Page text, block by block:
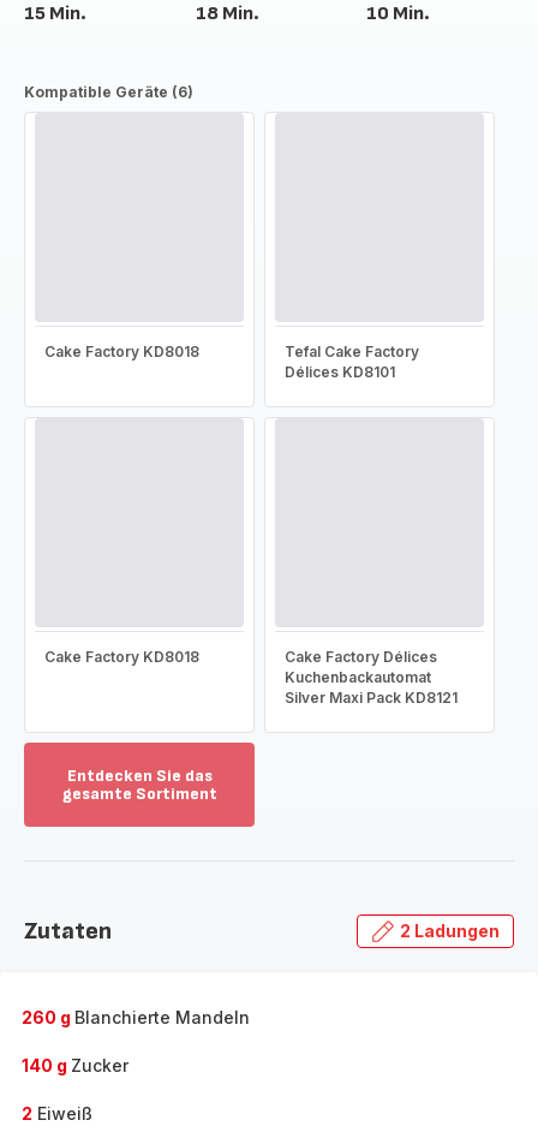
15 Min. 18 Min. 10 Min.
Kompatible Geräte (6)
Cake Factory KD8018
Tefal Cake Factory
Délices KD8101
Cake Factory KD8018
Cake Factory Délices
Kuchenbackautomat
Silver Maxi Pack KD8121
Entdecken Sie das
gesamte Sortiment
das
Zutaten 2 Ladungen
260 g Blanchierte Mandeln
140 g Zucker
2 Eiweiß